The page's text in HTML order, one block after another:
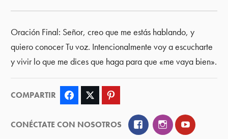
Oración Final: Señor, creo que me estás hablando, y
quiero conocer Tu voz. Intencionalmente voy a escucharte
y vivir lo que me dices que haga para que «me vaya bien».
COMPARTIR Facebook Twitter
CONÉCTATE CON NOSOTROS FacebookInstagramYouTube